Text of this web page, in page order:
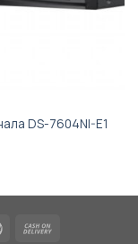
DS-7604NI-E1